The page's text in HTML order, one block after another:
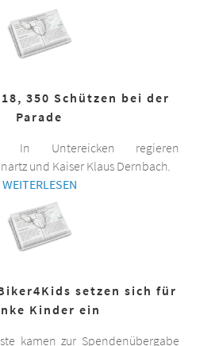
350 Schützen bei der
Parade
In Untereicken regieren
und Kaiser Klaus Dernbach.
WEITERLESEN
setzen sich für
Kinder ein
kamen zur Spendenübergabe